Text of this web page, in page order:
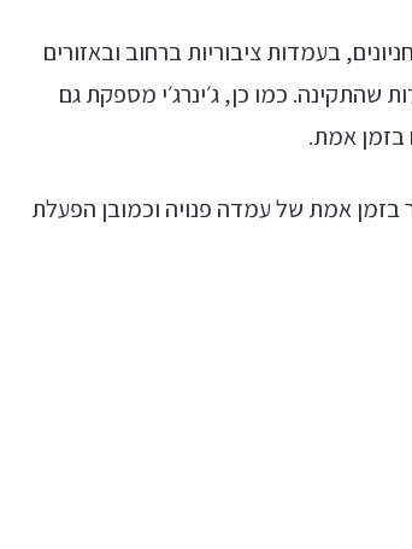
בעמדות ציבוריות ברחוב ובאזורים
24-60 חודשים על העמדות שהתקינה. כמו כן, ג׳ינרג׳י מספקת גם
בזמן אמת.
בזמן אמת של עמדה פנויה וכמובן הפעלת